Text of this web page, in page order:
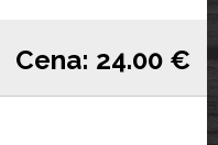
Cena: 24.00 €